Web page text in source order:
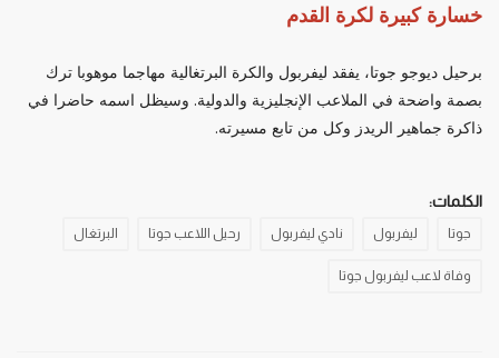
خسارة كبيرة لكرة القدم
برحيل ديوجو جوتا، يفقد ليفربول والكرة البرتغالية مهاجما موهوبا ترك
بصمة واضحة في الملاعب الإنجليزية والدولية. وسيظل اسمه حاضرا في
ذاكرة جماهير الريدز وكل من تابع مسيرته.
الكلمات:
جوتا ليفربول نادي ليفربول رحيل اللاعب جوتا البرتغال
وفاة لاعب ليفربول جوتا